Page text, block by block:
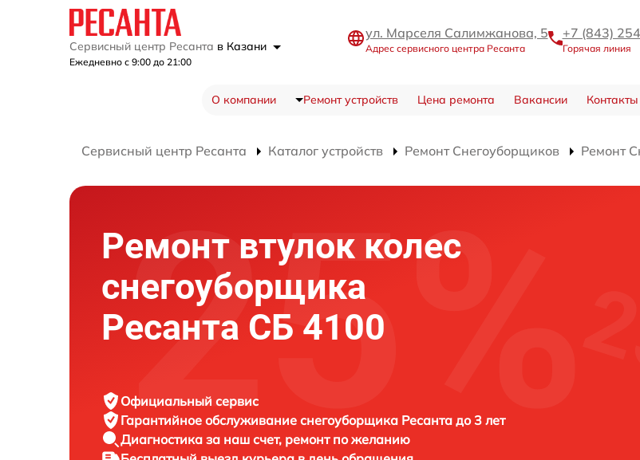
Сервисный центр Ресанта в Казани
Ежедневно с 9:00 до 21:00
ул. Марселя Салимжанова, 5
Адрес сервисного центра Ресанта
+7 (843)
Горячая линия
О компании Ремонт устройств Цена ремонта Вакансии Контакты
Сервисный центр Ресанта Каталог устройств Ремонт Снегоуборщиков Ремонт
Ремонт втулок колес
снегоуборщика
Ресанта СБ 4100
Официальный сервис
Гарантийное обслуживание снегоуборщика Ресанта до 3 лет
Диагностика за наш счет, ремонт по желанию